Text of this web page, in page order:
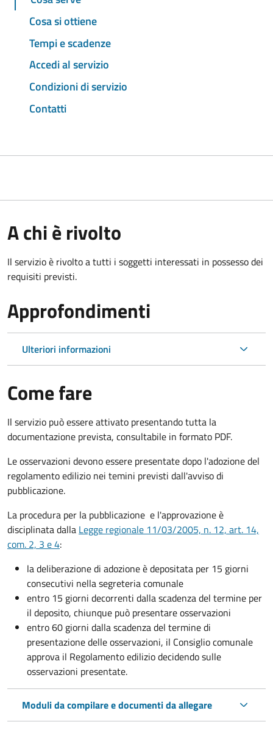
Cosa si ottiene
Tempi e scadenze
Accedi al servizio
Condizioni di servizio
Contatti
A chi è rivolto
Il servizio è rivolto a tutti i soggetti interessati in possesso dei
requisiti previsti.
Approfondimenti
Ulteriori informazioni
Come fare
Il servizio può essere attivato presentando tutta la
documentazione prevista, consultabile in formato PDF.
Le osservazioni devono essere presentate dopo l'adozione del
regolamento edilizio nei temini previsti dall'avviso di
pubblicazione.
La procedura per la pubblicazione e l'approvazione è
disciplinata dalla Legge regionale 11/03/2005, n. 12, art. 14,
com. 2, 3 e 4:
la deliberazione di adozioneè depositata per 15 giorni
consecutivi nella segreteria comunale
entro 15 giorni decorrenti dalla scadenza del termine per
il deposito, chiunque può presentare osservazioni
entro 60 giorni dalla scadenza del termine di
presentazione delle osservazioni, il Consiglio comunale
approva il Regolamento edilizio decidendo sulle
osservazioni presentate.
Moduli da compilare e documenti da allegare